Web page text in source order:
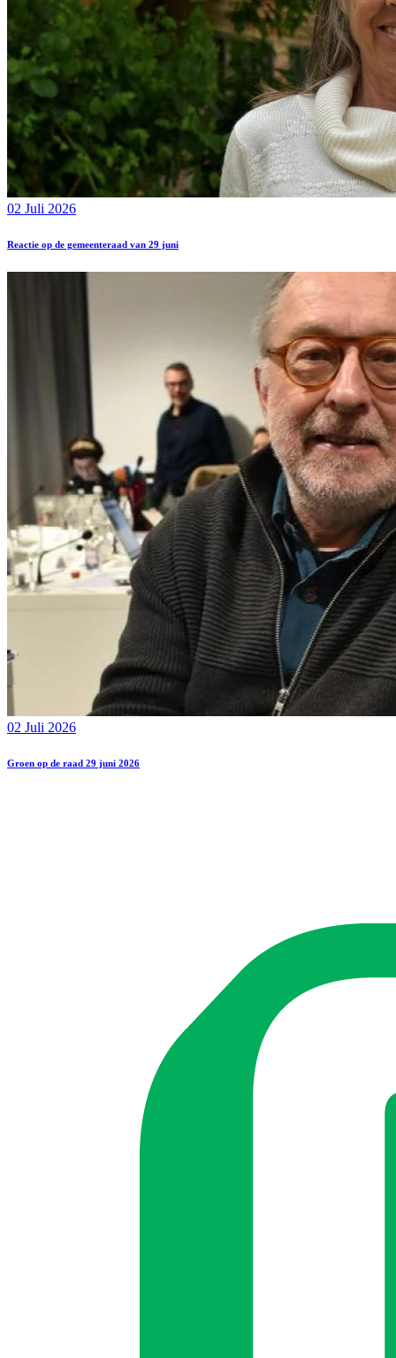
02 Juli 2026
Reactie op de gemeenteraad van 29 juni
02 Juli 2026
Groen op de raad 29 juni 2026